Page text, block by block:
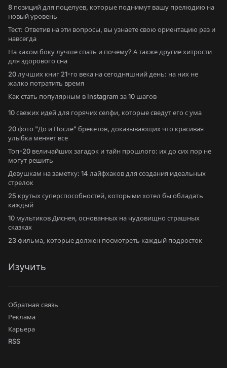
8 позиций для поцелуев, которые поднимут вашу прелюдию на
новый уровень
Тест: Ответив на эти вопросы, вы узнаете свою ориентацию раз и
навсегда
На каком боку лучше спать и почему? А также другие хитрости
для здорового сна
20 лучших книг 21-го века на сегодняшний день: на них не
жалко потратить время
Как стать популярным в Instagram за 10 шагов
10 свежих идей для горячих селфи, которые сведут его с ума
20 фото "До и После" брекетов, доказывающих что красивая
улыбка меняет все
Топ-20 величайших загадок и тайн прошлого: их до сих пор не
могут решить
Девушкам на заметку: 14 лайфхаков для создания идеальных
стрелок
25 крутых суперспособностей, которыми хотел бы обладать
каждый
10 мультиков Диснея, основанных на чудовищно страшных
сказках
23 фильма, которые должен посмотреть каждый подросток
Изучить
Обратная связь
Реклама
Карьера
RSS